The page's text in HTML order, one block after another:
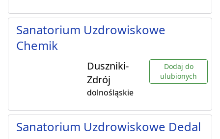
Sanatorium Uzdrowiskowe
Chemik
Duszniki-
Zdrój
dolnośląskie
Dodaj do
ulubionych
Sanatorium Uzdrowiskowe Dedal